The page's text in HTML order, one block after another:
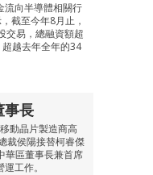
流向半導體相關行
截至今年8月止，
交易，總融資額超
越去年全年的34
事長
動晶片製造商高
裁侯陽接替柯睿傑
華區董事長兼首席
工作。